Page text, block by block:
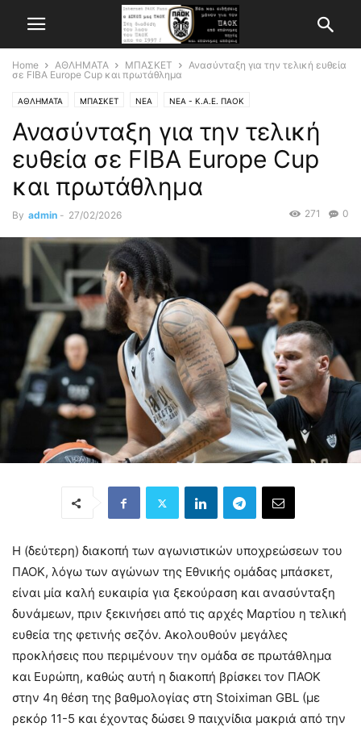
Home ΑΘΛΗΜΑΤΑ ΜΠΑΣΚΕΤ
Ανασύνταξη για την τελική ευθεία
σε FIBA Europe Cup και πρωτάθλημα
ΑΘΛΗΜΑΤΑ ΜΠΑΣΚΕΤ ΝΕΑ ΝΕΑ - Κ.Α.Ε. ΠΑΟΚ
Ανασύνταξη για την τελική
ευθεία σε FIBA Europe Cup
και πρωτάθλημα
By admin - 27/02/2026 0
271
Η (δεύτερη) διακοπή των αγωνιστικών υποχρεώσεων του
ΠΑΟΚ, λόγω των αγώνων της Εθνικής ομάδας μπάσκετ,
είναι μία καλή ευκαιρία για ξεκούραση και ανασύνταξη
δυνάμεων, πριν ξεκινήσει από τις αρχές Μαρτίου η τελική
ευθεία της φετινής σεζόν. Ακολουθούν μεγάλες
προκλήσεις που περιμένουν την ομάδα σε πρωτάθλημα
και Ευρώπη, καθώς αυτή η διακοπή βρίσκει τον ΠΑΟΚ
στην 4η θέση της βαθμολογίας στη Stoiximan GBL (με
ρεκόρ 11-5 και έχοντας δώσει 9 παιχνίδια μακριά από την